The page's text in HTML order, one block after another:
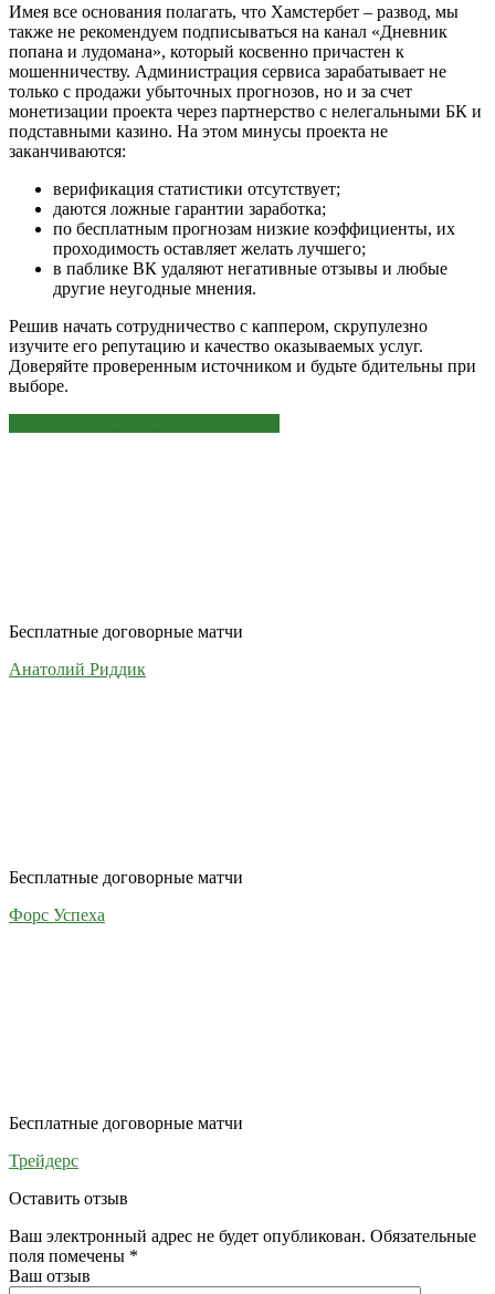
Имея все основания полагать, что Хамстербет – развод, мы
также не рекомендуем подписываться на канал «Дневник
попана и лудомана», который косвенно причастен к
мошенничеству. Администрация сервиса зарабатывает не
только с продажи убыточных прогнозов, но и за счет
монетизации проекта через партнерство с нелегальными БК и
подставными казино. На этом минусы проекта не
заканчиваются:
верификация статистики отсутствует;
даются ложные гарантии заработка;
по бесплатным прогнозам низкие коэффициенты, их
проходимость оставляет желать лучшего;
в паблике ВК удаляют негативные отзывы и любые
другие неугодные мнения.
Решив начать сотрудничество с каппером, скрупулезно
изучите его репутацию и качество оказываемых услуг.
Доверяйте проверенным источником и будьте бдительны при
выборе.
Бесплатные договорные матчи
Анатолий Риддик
Бесплатные договорные матчи
Форс Успеха
Бесплатные договорные матчи
Трейдерс
Оставить отзыв
Ваш электронный адрес не будет опубликован. Обязательные
поля помечены *
Ваш отзыв